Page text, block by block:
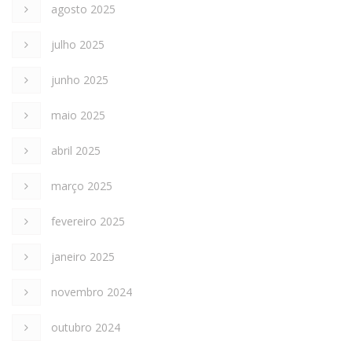
agosto 2025
julho 2025
junho 2025
maio 2025
abril 2025
março 2025
fevereiro 2025
janeiro 2025
novembro 2024
outubro 2024